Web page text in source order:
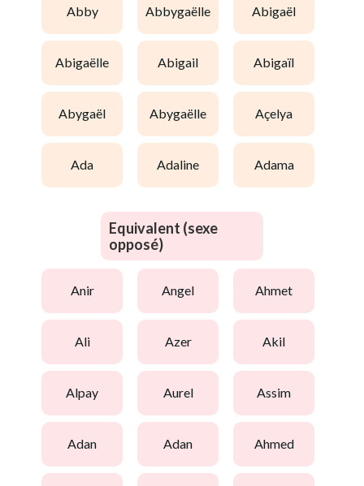
abby abbygaëlle abigaël
abigaëlle abigail abigaïl
abygaël abygaëlle açelya
ada adaline adama
Equivalent (sexe
opposé)
anir angel ahmet
ali azer akil
alpay aurel assim
adan adan ahmed